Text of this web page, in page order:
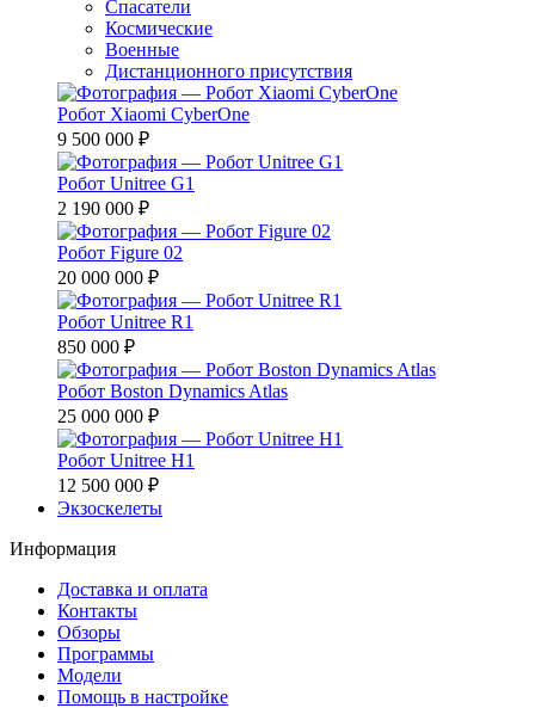
Спасатели
Космические
Военные
Дистанционного присутствия
Робот Xiaomi CyberOne
9 500 000 ₽
Робот Unitree G1
2 190 000 ₽
Робот Figure 02
20 000 000 ₽
Робот Unitree R1
850 000 ₽
Робот Boston Dynamics Atlas
25 000 000 ₽
Робот Unitree H1
12 500 000 ₽
Экзоскелеты
Информация
Доставка и оплата
Контакты
Обзоры
Программы
Модели
Помощь в настройке